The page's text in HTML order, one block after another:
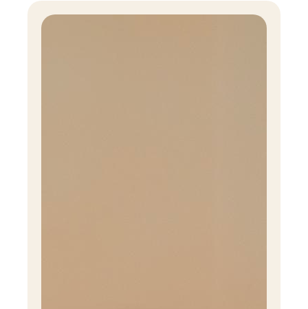
цифры действительно заставляют задуматься.